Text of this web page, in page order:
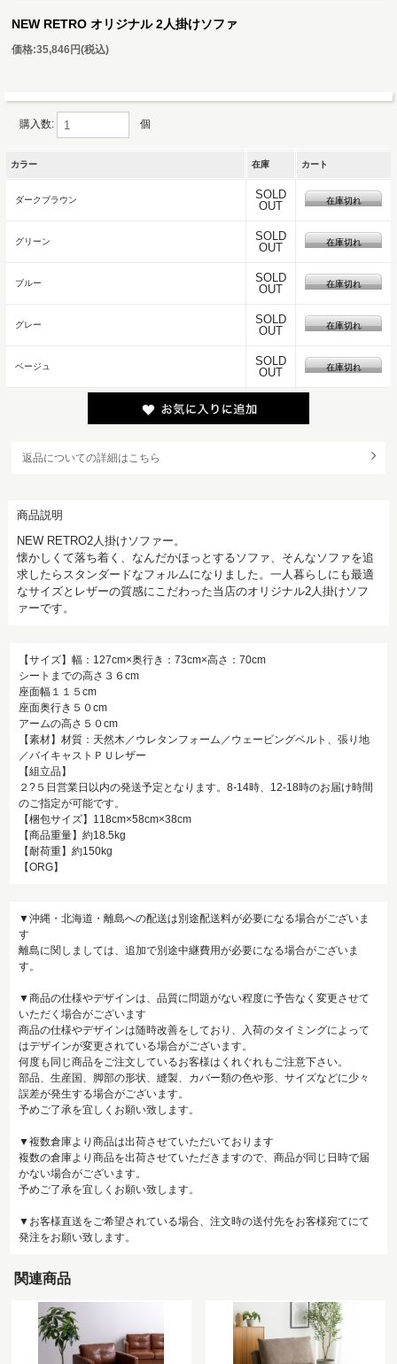
NEW RETRO オリジナル 2人掛けソファ
価格:35,846円(税込)
購入数: 個
カラー 在庫 カート
ダークブラウン
SOLD
OUT
在庫切れ
グリーン
SOLD
OUT
在庫切れ
ブルー
SOLD
OUT
在庫切れ
グレー
SOLD
OUT
在庫切れ
ベージュ
SOLD
OUT
在庫切れ
返品についての詳細はこちら
商品説明
NEW RETRO2人掛けソファー。
懐かしくて落ち着く、なんだかほっとするソファ、そんなソファを追
求したらスタンダードなフォルムになりました。一人暮らしにも最適
なサイズとレザーの質感にこだわった当店のオリジナル2人掛けソフ
ァーです。
【サイズ】幅：127cm×奥行き：73cm×高さ：70cm
シートまでの高さ３６cm
座面幅１１５cm
座面奥行き５０cm
アームの高さ５０cm
【素材】材質：天然木／ウレタンフォーム／ウェービングベルト、張り地
／バイキャストＰＵレザー
【組立品】
２?５日営業日以内の発送予定となります。8-14時、12-18時のお届け時間
のご指定が可能です。
【梱包サイズ】118cm×58cm×38cm
【商品重量】約18.5kg
【耐荷重】約150kg
【ORG】
▼沖縄・北海道・離島への配送は別途配送料が必要になる場合がございま
す
離島に関しましては、追加で別途中継費用が必要になる場合がございま
す。
▼商品の仕様やデザインは、品質に問題がない程度に予告なく変更させて
いただく場合がございます
商品の仕様やデザインは随時改善をしており、入荷のタイミングによって
はデザインが変更されている場合がございます。
何度も同じ商品をご注文しているお客様はくれぐれもご注意下さい。
部品、生産国、脚部の形状、縫製、カバー類の色や形、サイズなどに少々
誤差が発生する場合がございます。
予めご了承を宜しくお願い致します。
▼複数倉庫より商品は出荷させていただいております
複数の倉庫より商品を出荷させていただきますので、商品が同じ日時で届
かない場合がございます。
予めご了承を宜しくお願い致します。
▼お客様直送をご希望されている場合、注文時の送付先をお客様宛てにて
発注をお願い致します。
関連商品